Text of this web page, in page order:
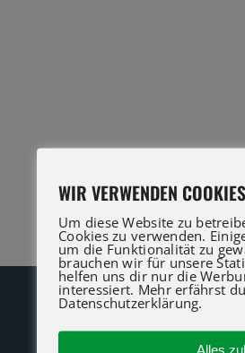
WIR VERWENDEN COOKIES
Um diese Website zu
Cookies zu verwenden.
um die Funktionalität zu
brauchen wir für unsere
helfen uns dir nur die
interessiert. Mehr erfährst
Datenschutzerklärung.
Alles